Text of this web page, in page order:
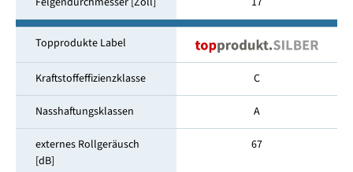
Topprodukte Label
Kraftstoffeffizienzklasse C
Nasshaftungsklassen A
externes Rollgeräusch
[dB]
67